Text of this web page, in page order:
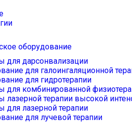
оборудование
для дарсонвализации
для галоингаляционной
для гидротерапии
для комбинированной
лазерной терапии высокой
для лазерной терапии
для лучевой терапии